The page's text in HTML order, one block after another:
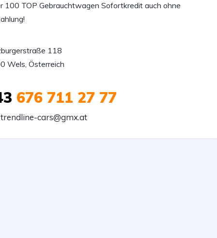
100 TOP Gebrauchtwagen Sofortkredit auch ohne
118
Wels, Österreich
676 711 27 77
trendline-cars@gmx.at